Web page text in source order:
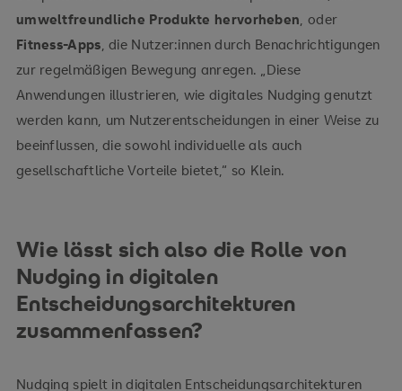
umweltfreundliche Produkte hervorheben , oder
Fitness-Apps , die Nutzer:innen durch Benachrichtigungen
zur regelmäßigen Bewegung anregen. „Diese
Anwendungen illustrieren, wie digitales Nudging genutzt
werden kann, um Nutzerentscheidungen in einer Weise zu
beeinflussen, die sowohl individuelle als auch
gesellschaftliche Vorteile bietet,“ so Klein.
Wie lässt sich also die Rolle von
Nudging in digitalen
Entscheidungsarchitekturen
zusammenfassen?
Nudging spielt in digitalen Entscheidungs­architekturen